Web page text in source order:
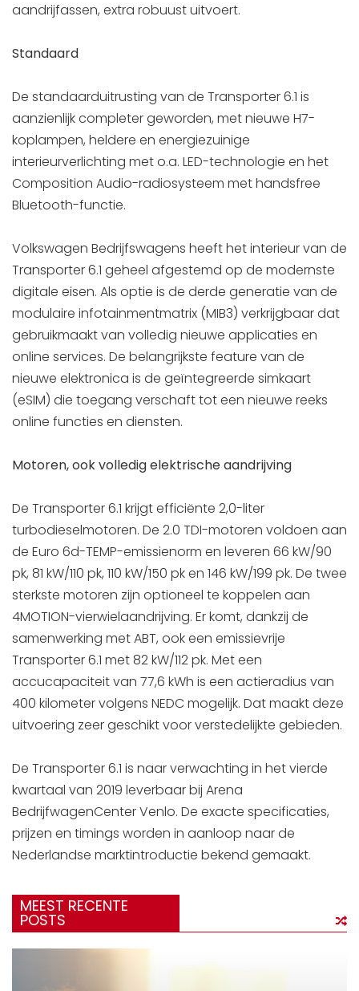
aandrijfassen, extra robuust uitvoert.
Standaard
De standaarduitrusting van de Transporter 6.1 is
aanzienlijk completer geworden, met nieuwe H7-
koplampen, heldere en energiezuinige
interieurverlichting met o.a. LED-technologie en het
Composition Audio-radiosysteem met handsfree
Bluetooth-functie.
Volkswagen Bedrijfswagens heeft het interieur van de
Transporter 6.1 geheel afgestemd op de modernste
digitale eisen. Als optie is de derde generatie van de
modulaire infotainmentmatrix (MIB3) verkrijgbaar dat
gebruikmaakt van volledig nieuwe applicaties en
online services. De belangrijkste feature van de
nieuwe elektronica is de geïntegreerde simkaart
(eSIM) die toegang verschaft tot een nieuwe reeks
online functies en diensten.
Motoren, ook volledig elektrische aandrijving
De Transporter 6.1 krijgt efficiënte 2,0-liter
turbodieselmotoren. De 2.0 TDI-motoren voldoen aan
de Euro 6d-TEMP-emissienorm en leveren 66 kW/90
pk, 81 kW/110 pk, 110 kW/150 pk en 146 kW/199 pk. De twee
sterkste motoren zijn optioneel te koppelen aan
4MOTION-vierwielaandrijving. Er komt, dankzij de
samenwerking met ABT, ook een emissievrije
Transporter 6.1 met 82 kW/112 pk. Met een
accucapaciteit van 77,6 kWh is een actieradius van
400 kilometer volgens NEDC mogelijk. Dat maakt deze
uitvoering zeer geschikt voor verstedelijkte gebieden.
De Transporter 6.1 is naar verwachting in het vierde
kwartaal van 2019 leverbaar bij Arena
BedrijfwagenCenter Venlo. De exacte specificaties,
prijzen en timings worden in aanloop naar de
Nederlandse marktintroductie bekend gemaakt.
MEEST RECENTE
POSTS